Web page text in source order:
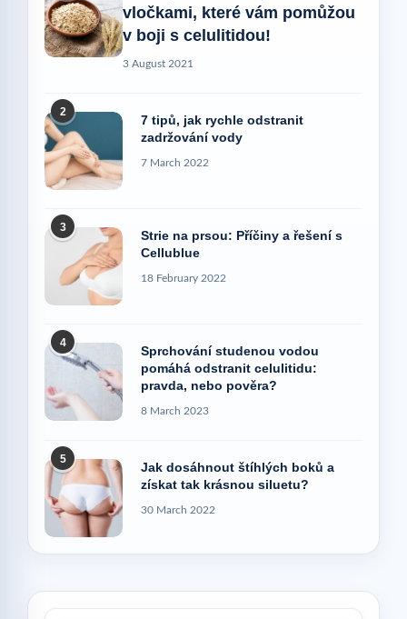
vločkami, které vám pomůžou
v boji s celulitidou!
3 August 2021
2
7 tipů, jak rychle odstranit
zadržování vody
7 March 2022
3
Strie na prsou: Příčiny a řešení s
Cellublue
18 February 2022
4
Sprchování studenou vodou
pomáhá odstranit celulitidu:
pravda, nebo pověra?
8 March 2023
5
Jak dosáhnout štíhlých boků a
získat tak krásnou siluetu?
30 March 2022